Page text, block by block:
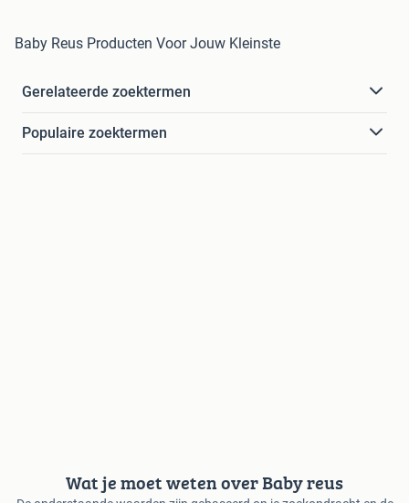
Baby Reus Producten Voor Jouw Kleinste
Gerelateerde zoektermen
Populaire zoektermen
Wat je moet weten over Baby reus